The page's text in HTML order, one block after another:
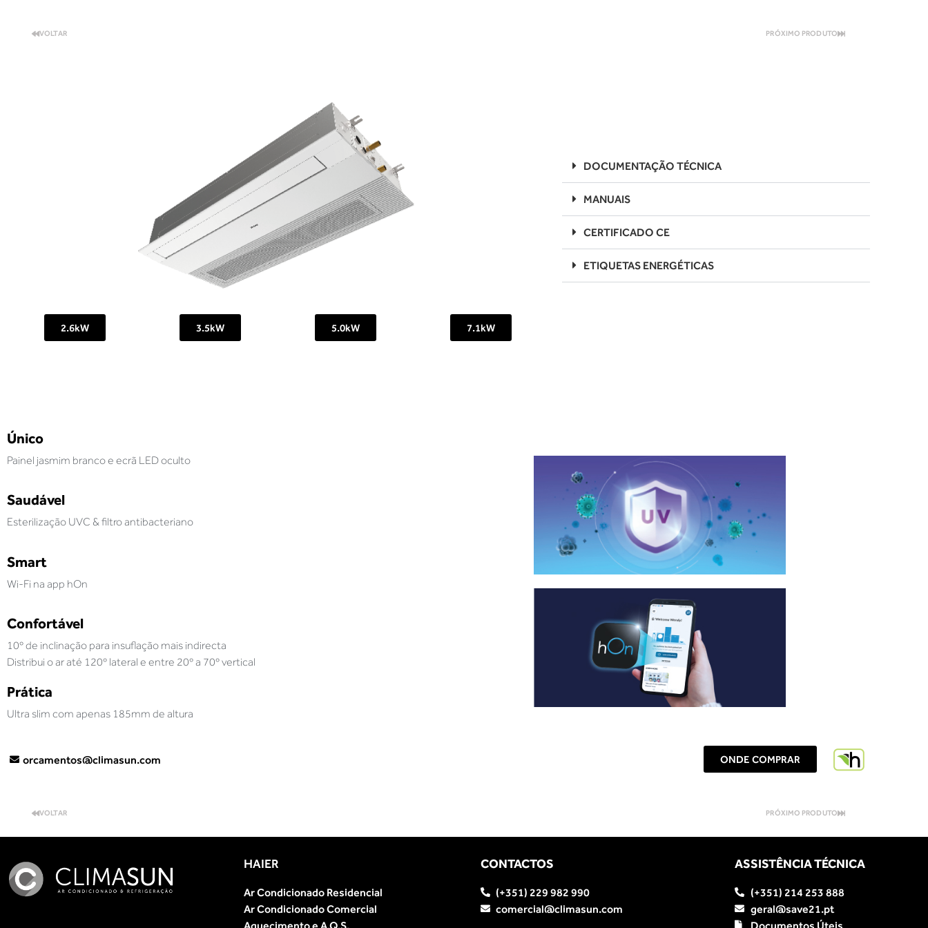
VOLTAR PRÓXIMO PRODUTO
2.6kW 3.5kW 5.0kW 7.1kW
DOCUMENTAÇÃO TÉCNICA
MANUAIS
CERTIFICADO CE
ETIQUETAS ENERGÉTICAS
Único
Painel jasmim branco e ecrã LED oculto
Saudável
Esterilização UVC & filtro antibacteriano
Smart
Wi-Fi na app hOn
Confortável
10º de inclinação para insuflação mais indirecta
Distribui o ar até 120º lateral e entre 20º a 70º vertical
Prática
Ultra slim com apenas 185mm de altura
orcamentos@climasun.com ONDE COMPRAR
VOLTAR PRÓXIMO PRODUTO
HAIER
Ar Condicionado Residencial
Ar Condicionado Comercial
CONTACTOS
(+351) 229 982 990
comercial@climasun.com
ASSISTÊNCIA TÉCNICA
(+351) 214 253 888
geral@save21.pt